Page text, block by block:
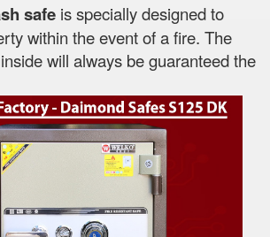
safe is specially designed to
within the event of a fire. The
will always be guaranteed the